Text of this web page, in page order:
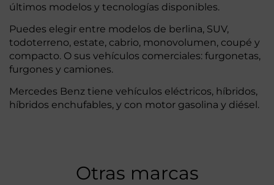
últimos modelos y tecnologías disponibles.
Puedes elegir entre modelos de berlina, SUV,
todoterreno, estate, cabrio, monovolumen, coupé y
compacto. O sus vehículos comerciales: furgonetas,
furgones y camiones.
Mercedes Benz tiene vehículos eléctricos, híbridos,
híbridos enchufables, y con motor gasolina y diésel.
Otras marcas